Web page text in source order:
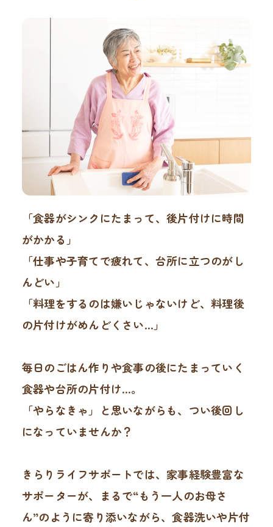
「食器がシンクにたまって、後片付けに時間
がかかる」
「仕事や子育てで疲れて、台所に立つのがし
んどい」
「料理をするのは嫌いじゃないけど、料理後
の片付けがめんどくさい…」
毎日のごはん作りや食事の後にたまっていく
食器や台所の片付け…。
「やらなきゃ」と思いながらも、つい後回し
になっていませんか？
きらりライフサポートでは、家事経験豊富な
サポーターが、まるで“もう一人のお母さ
ん”のように寄り添いながら、食器洗いや片付